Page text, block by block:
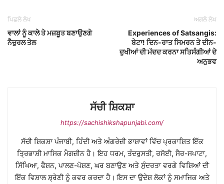
ਪਿਛਲੇ ਲੇਖ
ਵਾਲਾਂ ਨੂੰ ਕਾਲੇ ਤੇ ਮਜ਼ਬੂਤ ਬਣਾਉਣਗੇ
ਨੈਚੁਰਲ ਤੇਲ
ਅਗਲੇ ਲੇਖ
Experiences of Satsangis:
ਬੇਟਾ! ਦਿਨ-ਰਾਤ ਸਿਮਰਨ ਤੇ ਦੀਨ-
ਦੁਖੀਆਂ ਦੀ ਮੱਦਦ ਕਰਨਾ ਸਤਿਸੰਗੀਆਂ ਦੇ
ਅਨੁਭਵ
ਸੱਚੀ ਸ਼ਿਕਸ਼ਾ
https://sachishikshapunjabi.com/
ਸੱਚੀ ਸ਼ਿਕਸ਼ਾ ਪੰਜਾਬੀ, ਹਿੰਦੀ ਅਤੇ ਅੰਗਰੇਜ਼ੀ ਭਾਸ਼ਾਵਾਂ ਵਿੱਚ ਪ੍ਰਕਾਸ਼ਿਤ ਇੱਕ
ਤ੍ਰਿਭਾਸ਼ੀ ਮਾਸਿਕ ਮੈਗਜ਼ੀਨ ਹੈ। ਇਹ ਧਰਮ, ਤੰਦਰੁਸਤੀ, ਰਸੋਈ, ਸੈਰ-ਸਪਾਟਾ,
ਸਿੱਖਿਆ, ਫੈਸ਼ਨ, ਪਾਲਣ-ਪੋਸ਼ਣ, ਘਰ ਬਣਾਉਣ ਅਤੇ ਸੁੰਦਰਤਾ ਵਰਗੇ ਵਿਸ਼ਿਆਂ ਦੀ
ਇੱਕ ਵਿਸ਼ਾਲ ਸ਼੍ਰੇਣੀ ਨੂੰ ਕਵਰ ਕਰਦਾ ਹੈ। ਇਸ ਦਾ ਉਦੇਸ਼ ਲੋਕਾਂ ਨੂੰ ਸਮਾਜਿਕ ਅਤੇ